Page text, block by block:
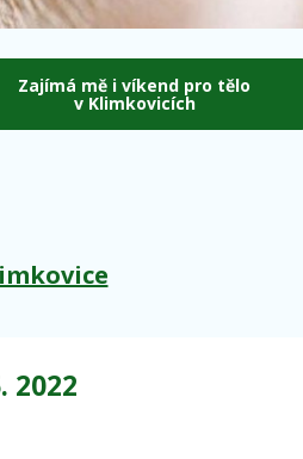
Zajímá mě i víkend pro tělo
v Klimkovicích
2022